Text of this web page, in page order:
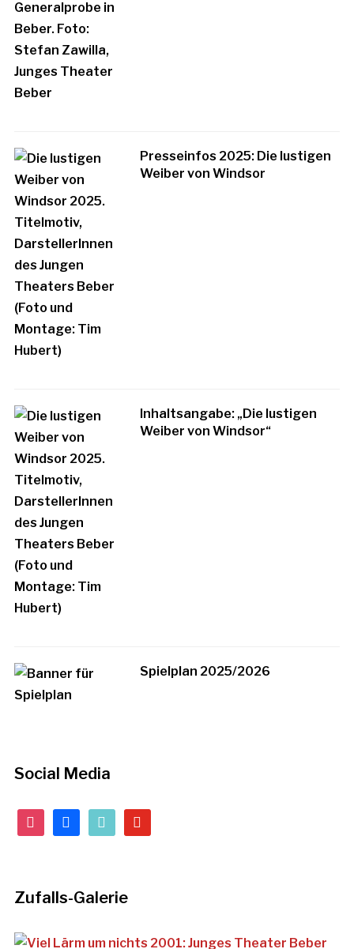
Presseinfos 2025: Die lustigen
Weiber von Windsor
Inhaltsangabe: „Die lustigen
Weiber von Windsor“
Spielplan 2025/2026
Social Media
instagramfacebooktiktok youtube
Zufalls-Galerie